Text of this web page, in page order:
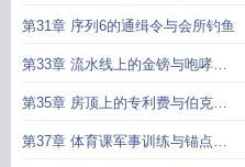
第31章 序列6的通缉令与会所钓鱼
第33章 流水线上的金镑与咆哮的
银兽
第35章 房顶上的专利费与伯克牌
轻机枪蓝图
第37章 体育课军事训练与锚点酒